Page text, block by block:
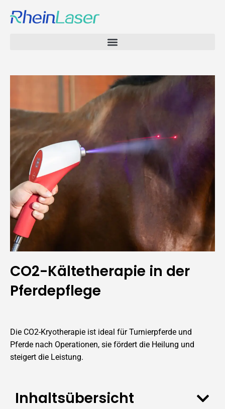
CO2-Kältetherapie in der
Pferdepflege
Die CO2-Kryotherapie ist ideal für Turnierpferde und
Pferde nach Operationen, sie fördert die Heilung und
steigert die Leistung.
Inhaltsübersicht